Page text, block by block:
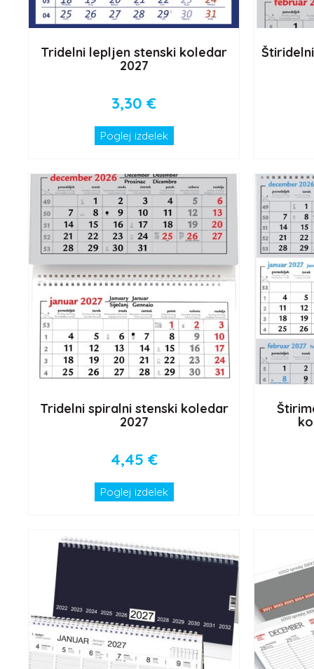
Tridelni lepljen stenski koledar
2027
3,30 €
Poglej izdelek
Tridelni spiralni stenski koledar
2027
4,45 €
Poglej izdelek